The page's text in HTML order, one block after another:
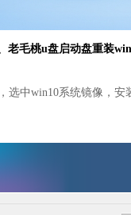
老毛桃u盘启动盘重装
选中win10系统镜像，安